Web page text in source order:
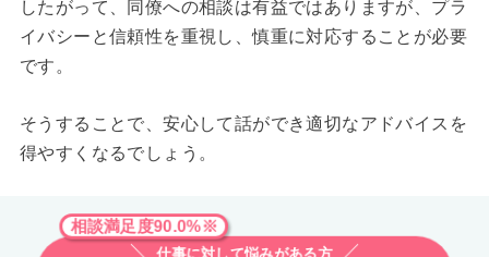
したがって、同僚への相談は有益ではありますが、プラ
イバシーと信頼性を重視し、慎重に対応することが必要
です。
そうすることで、安心して話ができ適切なアドバイスを
得やすくなるでしょう。
相談満足度90.0%※
仕事に対して悩みがある方